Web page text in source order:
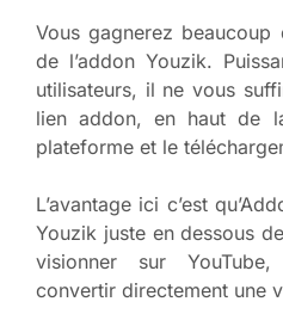
Vous gagnerez beaucoup
de l’addon Youzik.
utilisateurs, il ne vous
lien addon, en haut de
plateforme et le
L’avantage ici c’est
Youzik juste en dessous
visionner sur
convertir directement une